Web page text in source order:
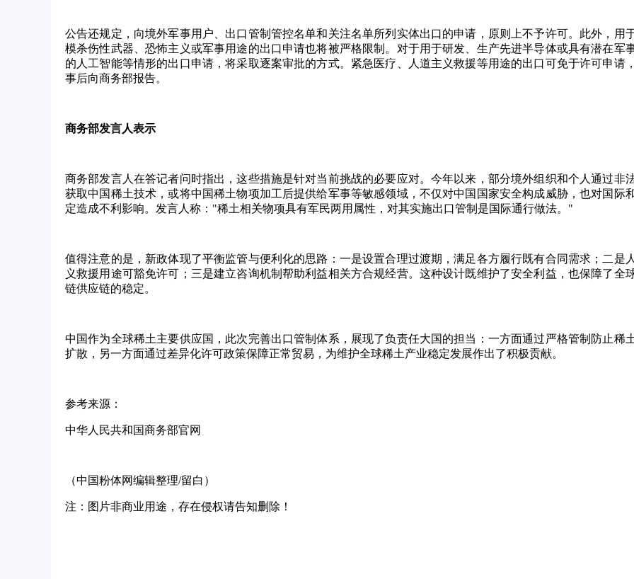
公告还规定，向境外军事用户、出口管制管控名单和关注名单所列实体出口的申请，原则上不予许可。此外，用
模杀伤性武器、恐怖主义或军事用途的出口申请也将被严格限制。对于用于研发、生产先进半导体或具有潜在军
的人工智能等情形的出口申请，将采取逐案审批的方式。紧急医疗、人道主义救援等用途的出口可免于许可申请
事后向商务部报告。
商务部发言人表示
商务部发言人在答记者问时指出，这些措施是针对当前挑战的必要应对。今年以来，部分境外组织和个人通过非
获取中国稀土技术，或将中国稀土物项加工后提供给军事等敏感领域，不仅对中国国家安全构成威胁，也对国际
定造成不利影响。发言人称： "稀土相关物项具有军民两用属性，对其实施出口管制是国际通行做法。"
值得注意的是，新政体现了平衡监管与便利化的思路：一是设置合理过渡期，满足各方履行既有合同需求；二是
义救援用途可豁免许可；三是建立咨询机制帮助利益相关方合规经营。这种设计既维护了安全利益，也保障了全
链供应链的稳定。
中国作为全球稀土主要供应国，此次完善出口管制体系，展现了负责任大国的担当：一方面通过严格管制防止稀
扩散，另一方面通过差异化许可政策保障正常贸易，为维护全球稀土产业稳定发展作出了积极贡献。
参考来源：
中华人民共和国商务部官网
（中国粉体网编辑整理/留白）
注：图片非商业用途，存在侵权请告知删除！